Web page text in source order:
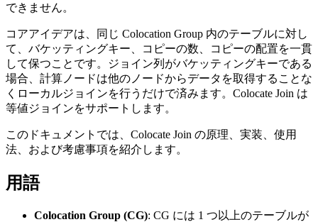
できません。
コアアイデアは、同じ Colocation Group 内のテーブルに対し
て、バケッティングキー、コピーの数、コピーの配置を一貫
して保つことです。ジョイン列がバケッティングキーである
場合、計算ノードは他のノードからデータを取得することな
くローカルジョインを行うだけで済みます。Colocate Join は
等値ジョインをサポートします。
このドキュメントでは、Colocate Join の原理、実装、使用
法、および考慮事項を紹介します。
用語
Colocation Group (CG): CG には 1 つ以上のテーブルが